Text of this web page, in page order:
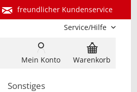
freundlicher Kundenservice
Service/Hilfe
Warenkorb
Mein Konto
Sonstiges